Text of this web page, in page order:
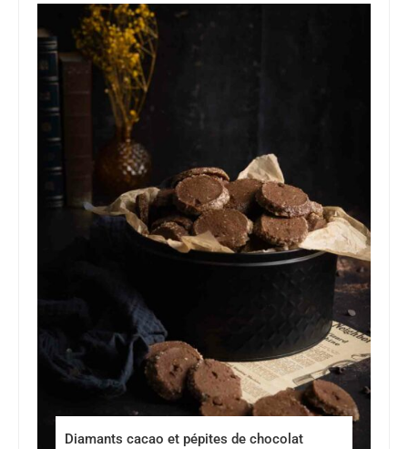
Diamants cacao et pépites de chocolat